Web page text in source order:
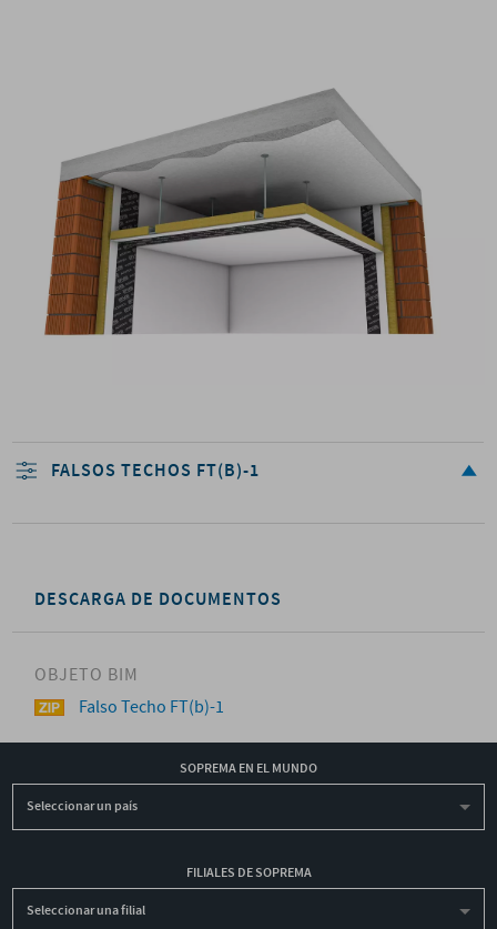
FALSOS TECHOS FT(B)-1
DESCARGA DE DOCUMENTOS
OBJETO BIM
Falso Techo FT(b)-1
SOPREMA EN EL MUNDO
Seleccionar un país
FILIALES DE SOPREMA
Seleccionar una filial